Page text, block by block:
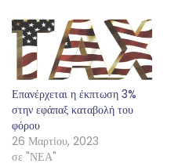
Επανέρχεται η έκπτωση 3%
στην εφάπαξ καταβολή του
φόρου
26 Μαρτίου, 2023
σε "ΝΕΑ"